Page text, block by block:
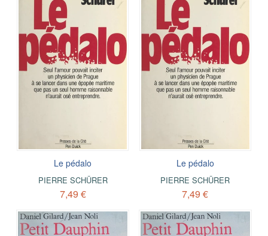
Le pédalo
PIERRE SCHÜRER
7,49 €
Le pédalo
PIERRE SCHÜRER
7,49 €